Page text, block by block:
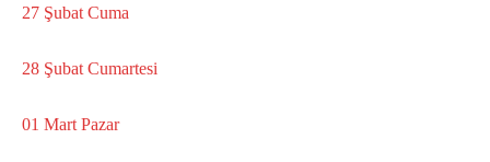
27 Şubat Cuma
28 Şubat Cumartesi
01 Mart Pazar